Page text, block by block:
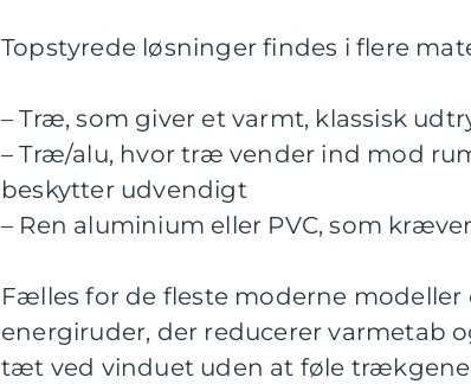
Topstyrede løsninger findes i flere
– Træ, som giver et varmt, klassisk
– Træ/alu, hvor træ vender ind mod
beskytter udvendigt
– Ren aluminium eller PVC, som
Fælles for de fleste moderne modeller
energiruder, der reducerer varmetab
tæt ved vinduet uden at føle